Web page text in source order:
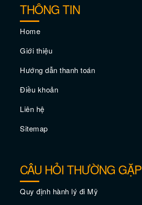
THÔNG TIN
Home
Giới thiệu
Hướng dẫn thanh toán
Điều khoản
Liên hệ
Sitemap
CÂU HỎI THƯỜNG GẶP
Quy định hành lý đi Mỹ